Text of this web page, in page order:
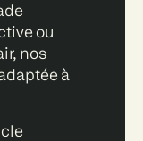
ou
nos
à